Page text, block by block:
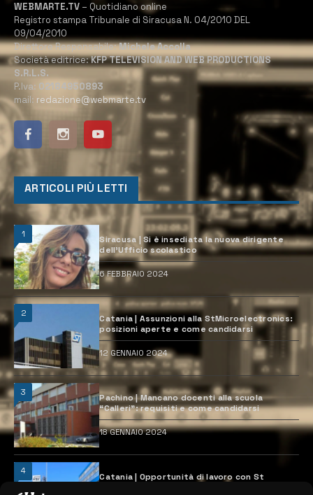
WEBMARTE.TV – Quotidiano online
Registro stampa Tribunale di Siracusa N. 04/2010 DEL
09/04/2010
Direttore Responsabile:Michele Accolla
Società editrice:KFP TELEVISION AND WEB PRODUCTIONS
S.R.L.S.
P.Iva: 02184950893
mail: redazione@webmarte.tv
ARTICOLI PIÙ LETTI
1
Siracusa | Si è insediata la nuova dirigente
dell’Ufficio scolastico
6 FEBBRAIO 2024
2
Catania | Assunzioni alla StMicroelectronics:
posizioni aperte e come candidarsi
12 GENNAIO 2024
3
Pachino | Mancano docenti alla scuola
“Calleri”: requisiti e come candidarsi
18 GENNAIO 2024
4
Catania | Opportunità di lavoro con St